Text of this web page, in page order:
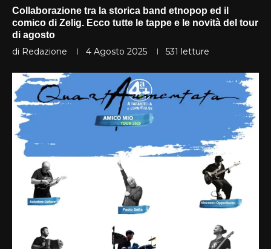
Collaborazione tra la storica band etnopop ed il
comico di Zelig. Ecco tutte le tappe e le novità del tour
di agosto
di Redazione 4 Agosto 2025 531 letture